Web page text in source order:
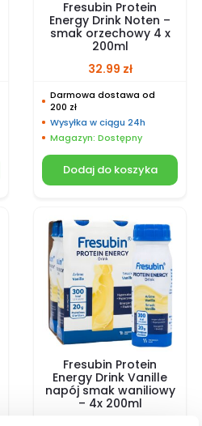
Fresubin Protein
Energy Drink Noten –
smak orzechowy 4 x
200ml
32.99 zł
Darmowa dostawa od
200 zł
Wysyłka w ciągu 24h
Magazyn: Dostępny
Dodaj do koszyka
Fresubin Protein
Energy Drink Vanille
napój smak waniliowy
– 4x 200ml